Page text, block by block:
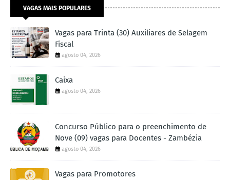
VAGAS MAIS POPULARES
Vagas para Trinta (30) Auxiliares de Selagem
Fiscal
agosto 04, 2026
Caixa
agosto 04, 2026
Concurso Público para o preenchimento de
Nove (09) vagas para Docentes - Zambézia
agosto 04, 2026
Vagas para Promotores